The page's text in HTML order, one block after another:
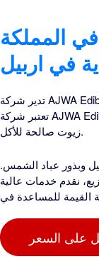
المملكة
في اربيل
تدير شركة AJWA Edible Oils مصانع في المملكة العربية السعودية، وتصدر إلى الشرق الأقصى والشرق الأوسط.
تعتبر شركة AJWA Edible Oils اسمًا جديدًا لمنتج مفضل قديم. كانت شركة AJWA هي الشركة الوحيدة التي تنتج
زيوت صالحة للأكل.
وبذور عباد الشمس.
نقدم خدمات عالية
القيمة للمساعدة في
على السعر